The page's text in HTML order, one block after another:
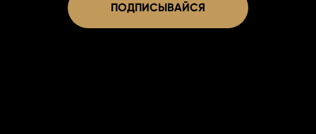
ПОДПИСЫВАЙСЯ